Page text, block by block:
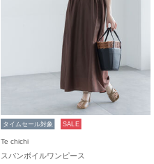
タイムセール対象 SALE
Te chichi
スパンボイルワンピース